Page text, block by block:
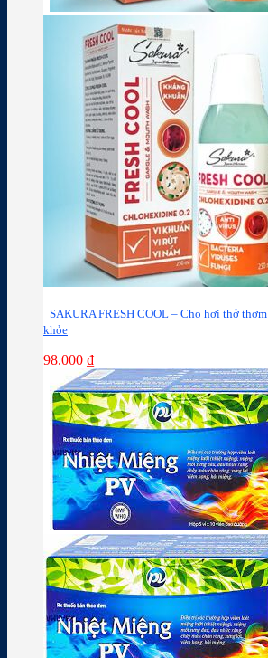
SAKURA FRESH COOL – Cho hơi thở
khỏe
98.000 ₫